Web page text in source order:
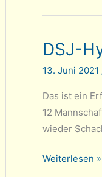
100%
DSJ-
13. Juni 2021
Das ist ein
12
wieder
DSJ-
Weiterlesen »